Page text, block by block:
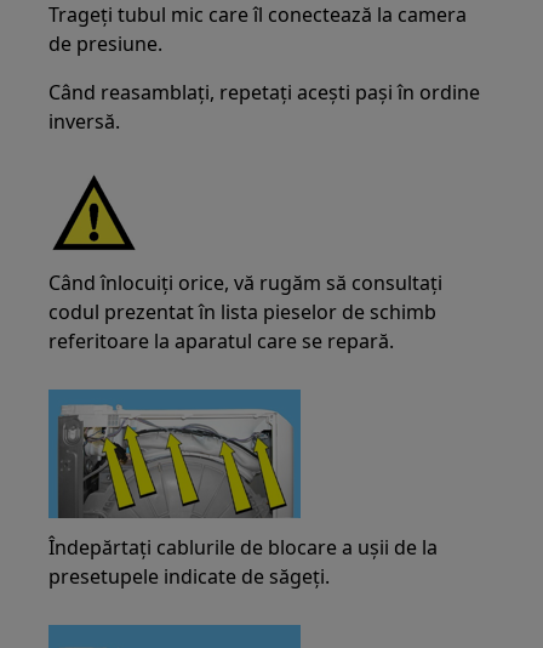
Trageți tubul mic care îl conectează la camera
de presiune.
Când reasamblați, repetați acești pași în ordine
inversă.
Când înlocuiți orice, vă rugăm să consultați
codul prezentat în lista pieselor de schimb
referitoare la aparatul care se repară.
Îndepărtați cablurile de blocare a ușii de la
presetupele indicate de săgeți.